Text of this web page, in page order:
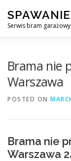
content
Serwis bram
Brama nie
Warszawa
POSTED ON
Brama nie
Warszawa